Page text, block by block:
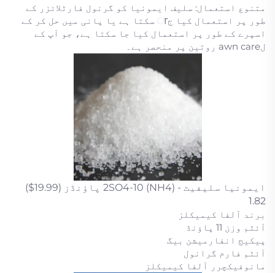
متنوع استعمال: سلیف ایمونیا کو گرنول فارٹلائزر کے
طور پر استعمال کیا جा سکتا ہے یا پانی میں حل کر کے
اسپرے کے طور پر استعمال کیا جا سکتا ہے، جو آپ کے
لawn care روتین پر منحصر ہے۔
ایمونیا سلیفیٹ - (NH4) 2SO4-10 پاؤنڈز (19.99$)
1.82
برند آلفا کیمیکلز
آئٹم وزن 11 پاؤنڈ
پیکیج انفارمیشن بیگ
آئٹم فارم گرانول
مانوفیکچرر آلفا کیمیکلز